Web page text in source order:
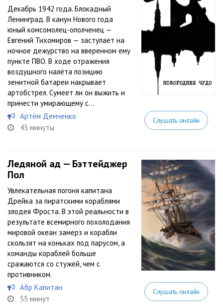
Декабрь 1942 года. Блокадный
Ленинград. В канун Нового года
юный комсомолец-ополченец —
Евгений Тихомиров — заступает на
ночное дежурство на вверенном ему
пункте ПВО. В ходе отражения
воздушного налёта позицию
зенитной батареи накрывает
артобстрел. Сумеет ли он выжить и
принести умирающему с...
Артём Демченко
43 минуты
Слушать онлайн
Ледяной ад — Бэттейджер
Пол
Увлекательная погоня капитана
Дрейка за пиратскими кораблями
злодея Фроста. В этой реальности в
результате всемирного похолодания
мировой океан замерз и корабли
скользят на коньках под парусом, а
команды кораблей больше
сражаются со стужей, чем с
противником.
Абр Капитан
55 минут
Слушать онлайн